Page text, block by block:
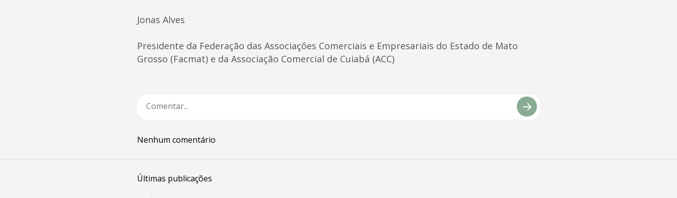
Jonas Alves
Presidente da Federação das Associações Comerciais e Empresariais do Estado de Mato
Grosso (Facmat) e da Associação Comercial de Cuiabá (ACC)
Nenhum comentário
Últimas publicações